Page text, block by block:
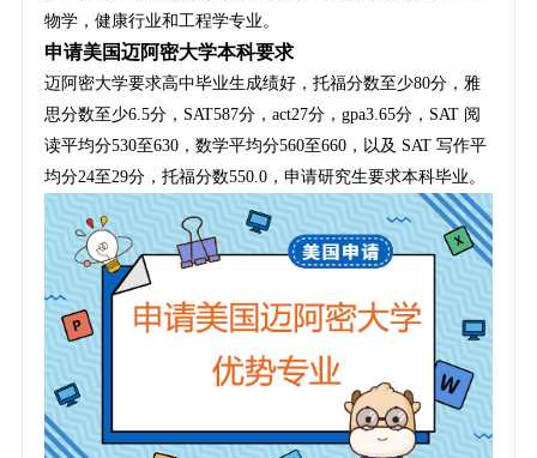
物学，健康行业和工程学专业。
申请美国迈阿密大学本科要求
迈阿密大学要求高中毕业生成绩好，托福分数至少80分，雅
思分数至少6.5分，SAT587分，act27分，gpa3.65分，SAT 阅
读平均分530至630，数学平均分560至660，以及 SAT 写作平
均分24至29分，托福分数550.0，申请研究生要求本科毕业。